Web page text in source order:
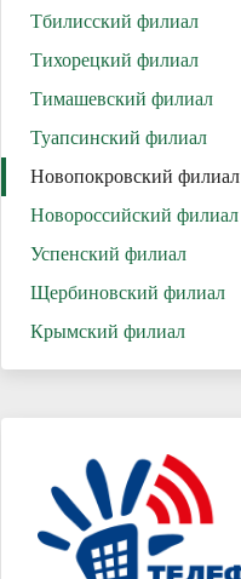
Тбилисский филиал
Тихорецкий филиал
Тимашевский филиал
Туапсинский филиал
Новопокровский филиал
Новороссийский филиал
Успенский филиал
Щербиновский филиал
Крымский филиал